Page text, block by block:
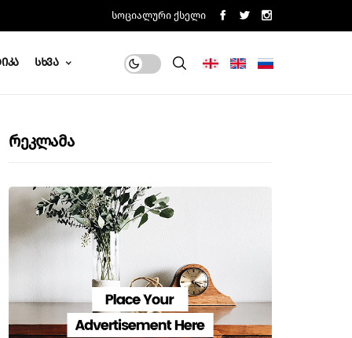
Სოციალური Ქსელი
Სხვა
Რეკლამა